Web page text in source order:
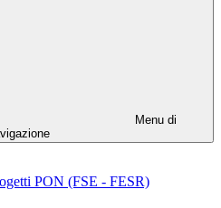
Menu di
PON (FSE - FESR)